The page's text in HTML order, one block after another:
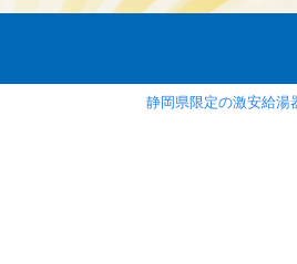
静岡県限定の激安給湯